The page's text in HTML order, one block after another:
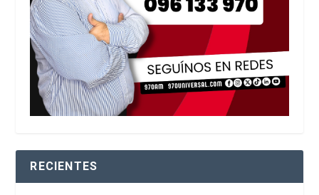
RECIENTES